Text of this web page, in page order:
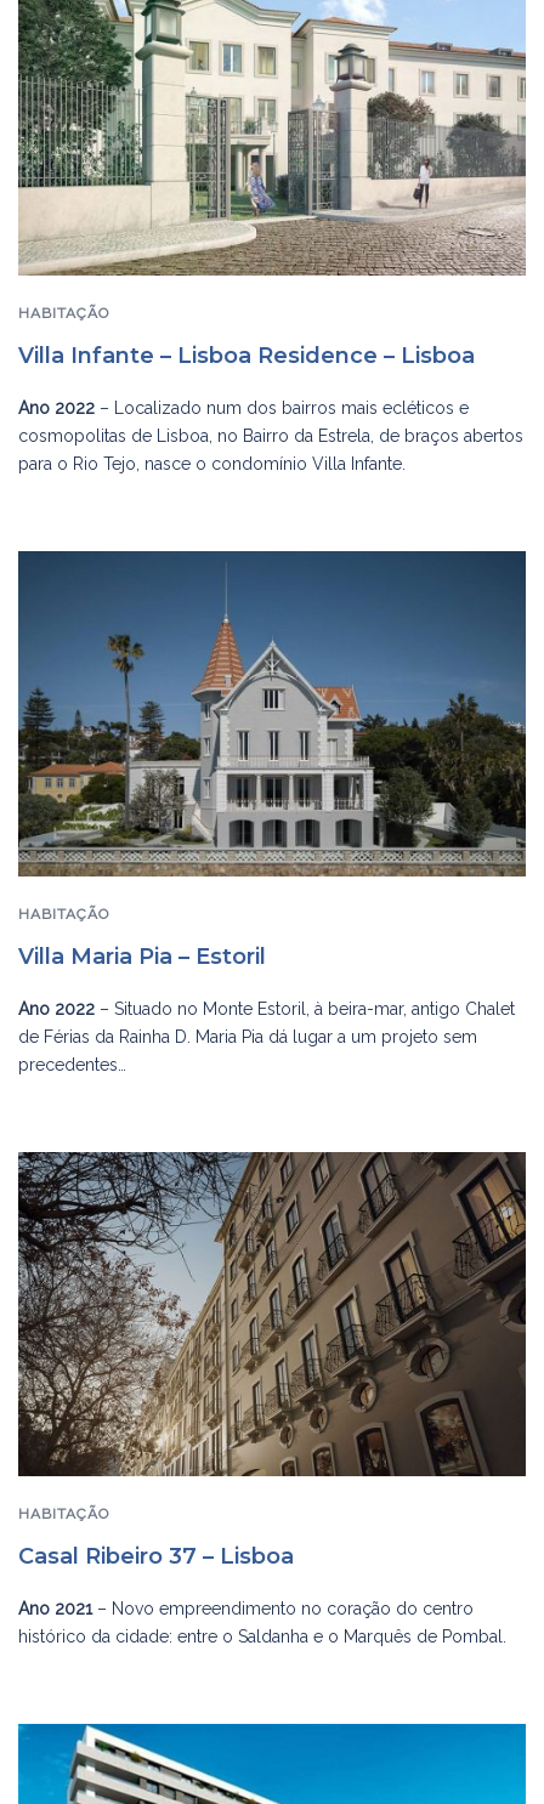
HABITAÇÃO
Villa Infante – Lisboa Residence – Lisboa
Ano 2022 – Localizado num dos bairros mais ecléticos e
cosmopolitas de Lisboa, no Bairro da Estrela, de braços abertos
para o Rio Tejo, nasce o condomínio Villa Infante.
HABITAÇÃO
Villa Maria Pia – Estoril
Ano 2022 – Situado no Monte Estoril, à beira-mar, antigo Chalet
de Férias da Rainha D. Maria Pia dá lugar a um projeto sem
precedentes…
HABITAÇÃO
Casal Ribeiro 37 – Lisboa
Ano 2021– Novo empreendimento no coração do centro
histórico da cidade: entre o Saldanha e o Marquês de Pombal.